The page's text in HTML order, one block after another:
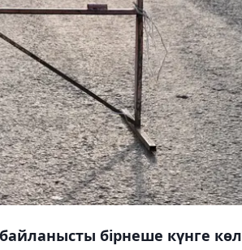
бірнеше күнге